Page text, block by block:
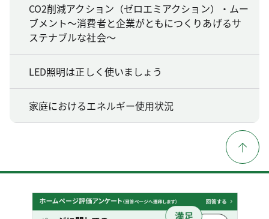
CO2削減アクション（ゼロエミアクション）・ムー
ブメント～消費者と企業がともにつくりあげるサ
ステナブルな社会～
LED照明は正しく使いましょう
家庭におけるエネルギー使用状況